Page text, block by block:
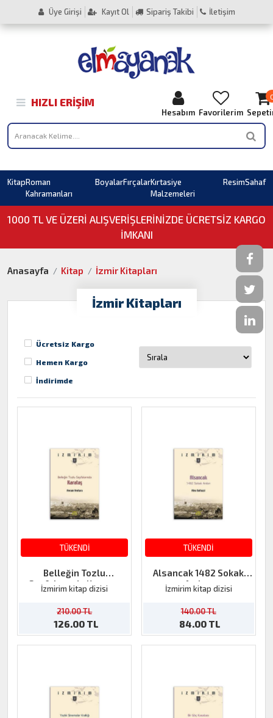
Üye Girişi Kayıt Ol Sipariş Takibi İletişim
HIZLI ERIŞIM
Hesabım Favorilerim
KitapRoman
Kahramanları
BoyalarFırçalarKırtasiye
Malzemeleri
ResimSahaf
1000 TL VE ÜZERI ALIŞVERIŞLERINIZDE ÜCRETSİZ KARGO
İMKANI
Anasayfa Kitap İzmir Kitapları
İzmir Kitapları
Ücretsiz Kargo
Hemen Kargo
İndirimde
TÜKENDİ
Belleğin Tozlu
Sayfalarında Karataş
İzmirim kitap dizisi
210.00 TL
126.00 TL
TÜKENDİ
Alsancak 1482 Sokak
Anıları
İzmirim kitap dizisi
140.00 TL
84.00 TL